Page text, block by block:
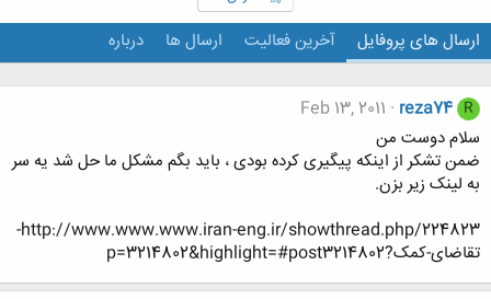
ارسال های پروفایل آخرین فعالیت ارسال ها درباره
R
reza74
Feb 13, 2011
سلام دوست من
ضمن تشکر از اینکه پیگیری کرده بودی ، باید بگم مشکل ما حل شد یه سر
به لینک زیر بزن.
http://www.www.www.iran-eng.ir/showthread.php/224823-
تقاضای-کمک?p=3214802&highlight=#post3214802